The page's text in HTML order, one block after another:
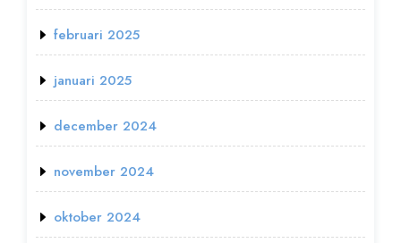
februari 2025
januari 2025
december 2024
november 2024
oktober 2024